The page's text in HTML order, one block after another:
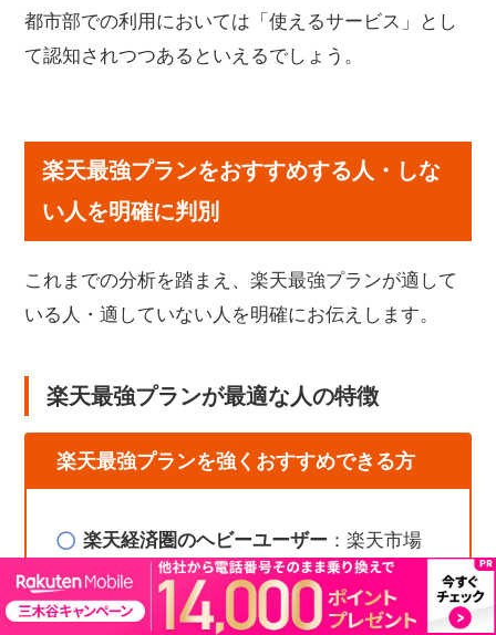
都市部での利用においては「使えるサービス」とし
て認知されつつあるといえるでしょう。
楽天最強プランをおすすめする人・しな
い人を明確に判別
これまでの分析を踏まえ、楽天最強プランが適して
いる人・適していない人を明確にお伝えします。
楽天最強プランが最適な人の特徴
楽天最強プランを強くおすすめできる方
楽天経済圏のヘビーユーザー ：楽天市場
で月10,000円以上利用
都市部在住・勤務：主要駅周辺での利用